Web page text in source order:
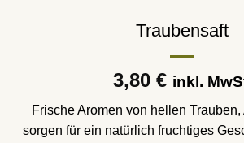
Traubensaft
3,80 € inkl.
Frische Aromen von hellen
sorgen für ein natürlich fruchtiges